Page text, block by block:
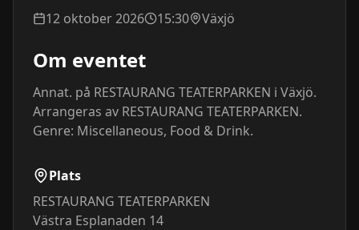
12 oktober 2026 15:30 Växjö
Om eventet
Annat. på RESTAURANG TEATERPARKEN i Växjö.
Arrangeras av RESTAURANG TEATERPARKEN.
Genre: Miscellaneous, Food & Drink.
Plats
RESTAURANG TEATERPARKEN
Västra Esplanaden 14